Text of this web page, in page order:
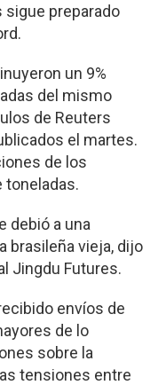
sigue preparado
un 9%
del mismo
de Reuters
el martes.
de los
toneladas.
debió a una
brasileña vieja, dijo
Jingdu Futures.
envíos de
de lo
sobre la
tensiones entre